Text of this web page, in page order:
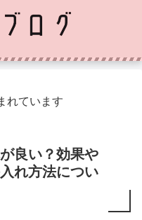
れています
良い？効果や
れ方法につい